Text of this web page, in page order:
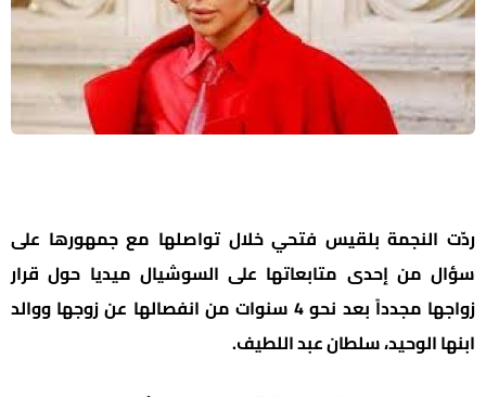
ردّت النجمة بلقيس فتحي خلال تواصلها مع جمهورها على
سؤال من إحدى متابعاتها على السوشيال ميديا حول قرار
زواجها مجدداً بعد نحو 4 سنوات من انفصالها عن زوجها ووالد
ابنها الوحيد، سلطان عبد اللطيف.